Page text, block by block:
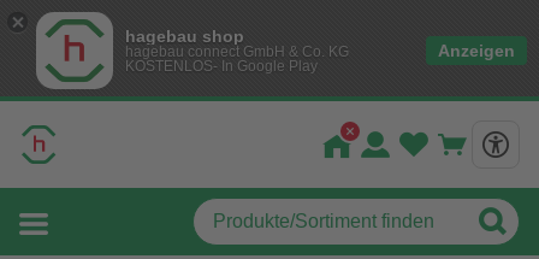
hagebau shop
hagebau connect GmbH & Co. KG
KOSTENLOS- In Google Play
Anzeigen